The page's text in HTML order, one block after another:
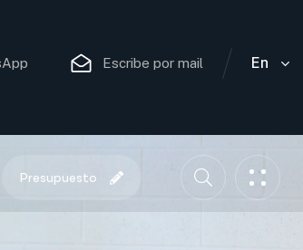
Escribe por mail En
Presupuesto